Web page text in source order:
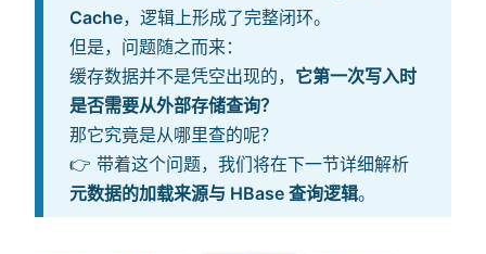
Cache，逻辑上形成了完整闭环。
但是，问题随之而来：
缓存数据并不是凭空出现的， 它第一次写入时
是否需要从外部存储查询？
那它究竟是从哪里查的呢？
👉 带着这个问题，我们将在下一节详细解析
元数据的加载来源与 HBase 查询逻辑。